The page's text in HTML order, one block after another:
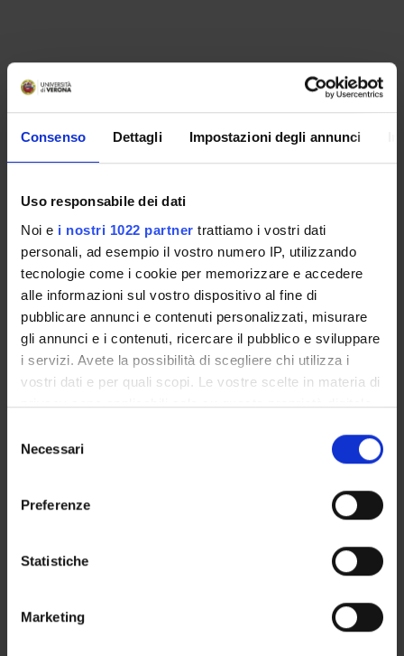
Consenso Dettagli Impostazioni degli annunci
Uso responsabile dei dati
Noi e i nostri 1022 partner trattiamo i vostri dati
personali, ad esempio il vostro numero IP, utilizzando
tecnologie come i cookie per memorizzare e accedere
alle informazioni sul vostro dispositivo al fine di
pubblicare annunci e contenuti personalizzati, misurare
gli annunci e i contenuti, ricercare il pubblico e sviluppare
i servizi. Avete la possibilità di scegliere chi utilizza i
vostri dati e per quali scopi. Le vostre scelte in materia di
privacy sono applicabili solo su questa proprietà digitale
modificare o revocare il proprio consenso in qualsiasi
momento dalla Dichiarazione sui cookie o facendo clic
raccogliere informazioni sulla tua posizione
geografica, con un'approssimazione di qualche
Identificare il tuo dispositivo, scansionandolo
delNecessari
Preferenze
Statistiche
Marketing
ORGANISATION
DEPARTMENT ADMINISTRATION OFFICES
STUDENT ADMINISTRATION OFFICES
DEPARTMENT FACILITIES
RESEARCH LABORATORIES
RESEARCH CENTRES